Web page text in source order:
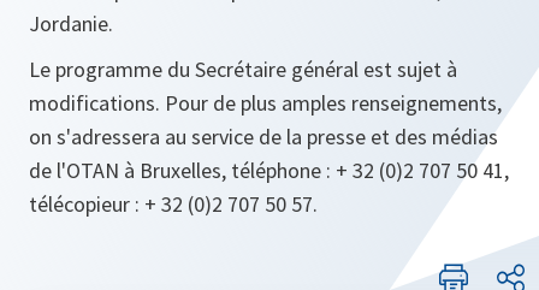
Jordanie.
Le programme du Secrétaire général est sujet à
modifications. Pour de plus amples renseignements,
on s'adressera au service de la presse et des médias
de l'OTAN à Bruxelles, téléphone : + 32 (0)2 707 50 41,
télécopieur : + 32 (0)2 707 50 57.